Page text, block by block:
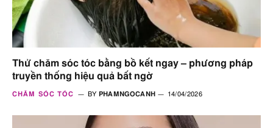
Thử chăm sóc tóc bằng bồ kết ngay – phương pháp
truyền thống hiệu quả bất ngờ
CHĂM SÓC TÓC BY PHAMNGOCANH 14/04/2026